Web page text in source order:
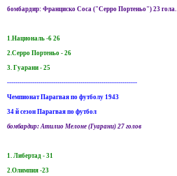
бомбардир: Франциско Соса ("Серро Портеньо") 23 гола.
1.Националь -6 26
2.Серро Портеньо - 26
3. Гуарани - 25
--------------------------------------------------------------
Чемпионат Парагвая по футболу 1943
34 й сезон Парагвая по футбол
бомбардир: Атилио Мелоне (Гуарани) 27 голов
1. Либертад - 31
2.Олимпия -23